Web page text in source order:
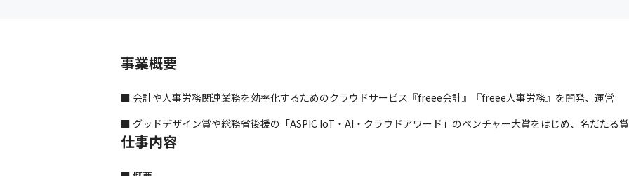
事業概要
■ 会計や人事労務関連業務を効率化するためのクラウドサービス『freee会計』『freee人事労務』を開発、運営
■ グッドデザイン賞や総務省後援の「ASPIC IoT・AI・クラウドアワード」のベンチャー大賞をはじめ、名だたる
仕事内容